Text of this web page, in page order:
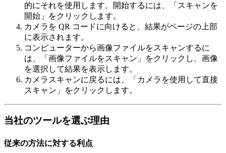
的にそれを使用します。開始するには、「スキャンを
開始」をクリックします。
カメラを QR コードに向けると、結果がページの上部
に表示されます。
コンピューターから画像ファイルをスキャンするに
は、「画像ファイルをスキャン」をクリックし、画像
を選択して結果を表示します。
カメラスキャンに戻るには、「カメラを使用して直接
スキャン」をクリックします。
当社のツールを選ぶ理由
従来の方法に対する利点